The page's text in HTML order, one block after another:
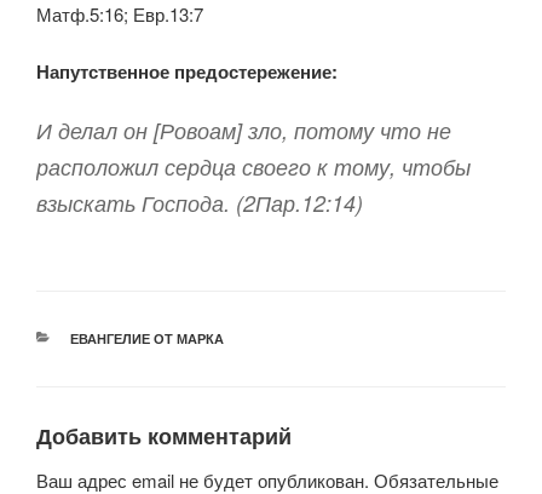
Матф.5:16; Евр.13:7
Напутственное предостережение:
И делал он [Ровоам] зло, потому что не
расположил сердца своего к тому, чтобы
взыскать Господа. (2Пар.12:14)
РУБРИКИ
ЕВАНГЕЛИЕ ОТ МАРКА
Добавить комментарий
Ваш адрес email не будет опубликован. Обязательные